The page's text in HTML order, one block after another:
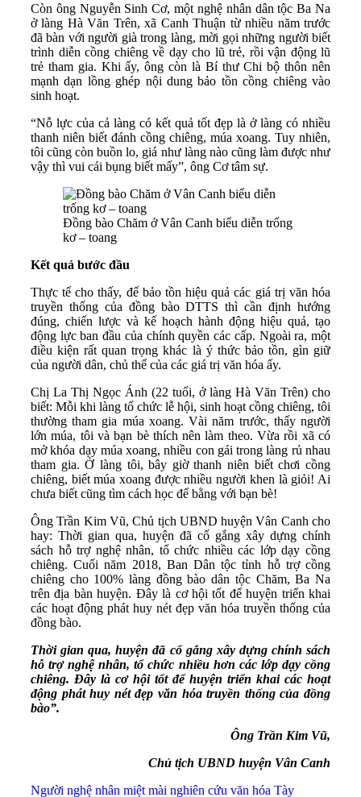
Còn ông Nguyễn Sinh Cơ, một nghệ nhân dân tộc Ba Na
ở làng Hà Văn Trên, xã Canh Thuận từ nhiều năm trước
đã bàn với người già trong làng, mời gọi những người biết
trình diễn cồng chiêng về dạy cho lũ trẻ, rồi vận động lũ
trẻ tham gia. Khi ấy, ông còn là Bí thư Chi bộ thôn nên
mạnh dạn lồng ghép nội dung bảo tồn cồng chiêng vào
sinh hoạt.
“Nỗ lực của cả làng có kết quả tốt đẹp là ở làng có nhiều
thanh niên biết đánh cồng chiêng, múa xoang. Tuy nhiên,
tôi cũng còn buồn lo, giá như làng nào cũng làm được như
vậy thì vui cái bụng biết mấy”, ông Cơ tâm sự.
Đồng bào Chăm ở Vân Canh biểu diễn trống
kơ – toang
Kết quả bước đầu
Thực tế cho thấy, để bảo tồn hiệu quả các giá trị văn hóa
truyền thống của đồng bào DTTS thì cần định hướng
đúng, chiến lược và kế hoạch hành động hiệu quả, tạo
động lực ban đầu của chính quyền các cấp. Ngoài ra, một
điều kiện rất quan trọng khác là ý thức bảo tồn, gìn giữ
của người dân, chủ thể của các giá trị văn hóa ấy.
Chị La Thị Ngọc Ánh (22 tuổi, ở làng Hà Văn Trên) cho
biết: Mỗi khi làng tổ chức lễ hội, sinh hoạt cồng chiêng, tôi
thường tham gia múa xoang. Vài năm trước, thấy người
lớn múa, tôi và bạn bè thích nên làm theo. Vừa rồi xã có
mở khóa dạy múa xoang, nhiều con gái trong làng rủ nhau
tham gia. Ở làng tôi, bây giờ thanh niên biết chơi cồng
chiêng, biết múa xoang được nhiều người khen là giỏi! Ai
chưa biết cũng tìm cách học để bằng với bạn bè!
Ông Trần Kim Vũ, Chủ tịch UBND huyện Vân Canh cho
hay: Thời gian qua, huyện đã cố gắng xây dựng chính
sách hỗ trợ nghệ nhân, tổ chức nhiều các lớp dạy cồng
chiêng. Cuối năm 2018, Ban Dân tộc tỉnh hỗ trợ cồng
chiêng cho 100% làng đồng bào dân tộc Chăm, Ba Na
trên địa bàn huyện. Đây là cơ hội tốt để huyện triển khai
các hoạt động phát huy nét đẹp văn hóa truyền thống của
đồng bào.
Thời gian qua, huyện đã cố gắng xây dựng chính sách
hỗ trợ nghệ nhân, tổ chức nhiều hơn các lớp dạy cồng
chiêng. Đây là cơ hội tốt để huyện triển khai các hoạt
động phát huy nét đẹp văn hóa truyền thống của đồng
bào”.
Ông Trần Kim Vũ,
Chủ tịch UBND huyện Vân Canh
Người nghệ nhân miệt mài nghiên cứu văn hóa Tày